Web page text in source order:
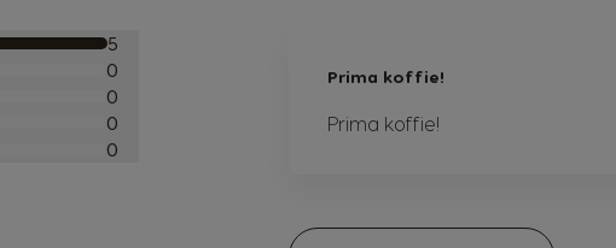
5
0
0
0
0
Prima koffie!
Prima koffie!